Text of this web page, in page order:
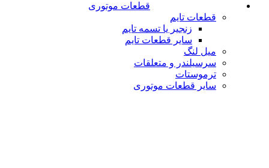
قطعات موتوری
قطعات تایم
زنجیر یا تسمه تایم
سایر قطعات تایم
میل لنگ
سرسیلندر و متعلقات
ترموستات
سایر قطعات موتوری